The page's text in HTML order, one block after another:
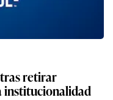
retirar
institucionalidad